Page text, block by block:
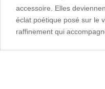
accessoire. Elles
éclat poétique posé sur le
raffinement qui